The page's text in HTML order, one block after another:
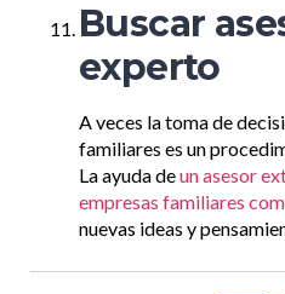
Buscar
experto
A veces la toma de
familiares es un
La ayuda deun asesor
empresas familiares
nuevas ideas y